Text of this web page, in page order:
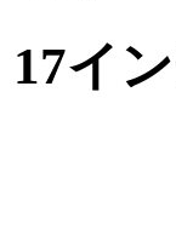
17イ